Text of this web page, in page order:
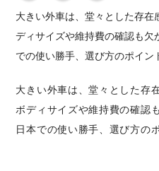
大きい外車は、堂々とした存
ディサイズや維持費の確認も欠
での使い勝手、選び方のポイン
大きい外車は、堂々とした存
ボディサイズや維持費の確認
日本での使い勝手、選び方の